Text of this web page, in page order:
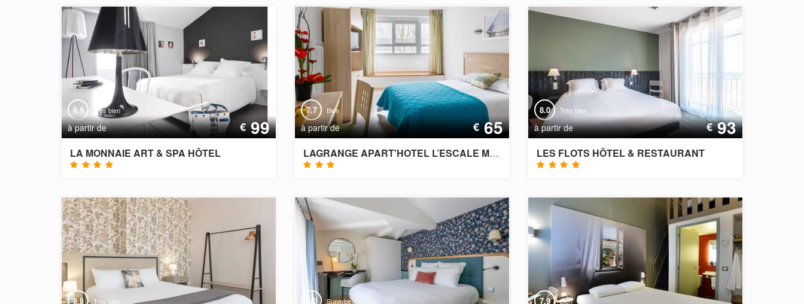
8.9 Très bien
à partir de €99
LA MONNAIE ART & SPA HÔTEL
7.7 Bien
à partir de €65
LAGRANGE APART'HOTEL L’ESCALE MARINE
8.0 Très bien
à partir de €93
LES FLOTS HÔTEL & RESTAURANT
8.8 Très bien 9.0 Superbe 7.9 Bien